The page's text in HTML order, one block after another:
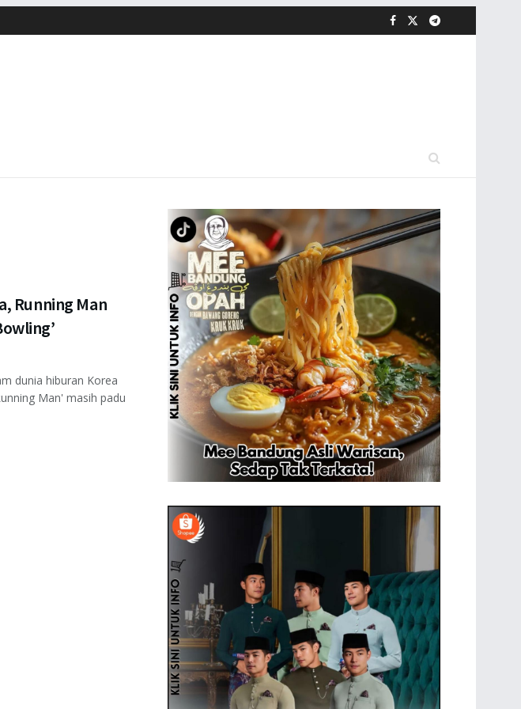
Running Man
dunia hiburan Korea
Man' masih padu